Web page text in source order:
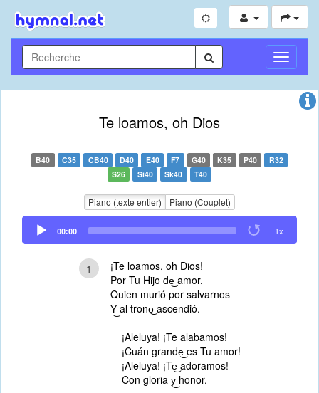
Toggle
Te loamos, oh Dios
B40 C35 CB40 D40 E40 F7 G40 K35 P40
R32
S26
Si40 Sk40 T40
Piano (texte entier) Piano (Couplet)
Audio
Player
00:00 1x
1
¡Te loamos, oh Dios!
Por Tu Hijo de͜ amor,
Quien murió por salvarnos
Y͜ al trono͜ ascendió.
¡Aleluya! ¡Te alabamos!
¡Cuán grande͜ es Tu amor!
¡Aleluya! ¡Te͜ adoramos!
Con gloria y͜ honor.